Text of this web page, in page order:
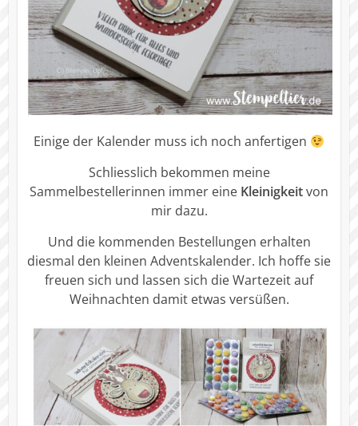
Einige der Kalender muss ich noch anfertigen
Schliesslich bekommen meine
Sammelbestellerinnen immer eine Kleinigkeitvon
mir dazu.
Und die kommenden Bestellungen erhalten
diesmal den kleinen Adventskalender. Ich hoffe sie
freuen sich und lassen sich die Wartezeit auf
Weihnachten damit etwas versüßen.